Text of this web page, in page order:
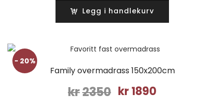
var:
kr2110.
er:
kr1690.
Legg i handlekurv
- 20%
Family overmadrass 150x200cm
kr2350 Opprinnelig
kr1890